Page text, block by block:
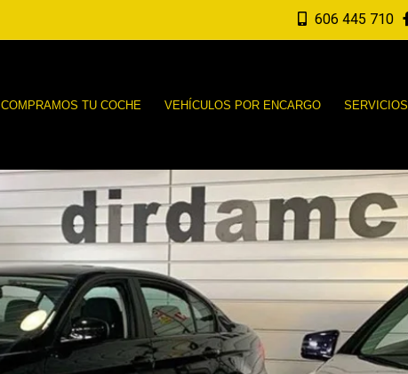
606 445 710
COMPRAMOS TU COCHE VEHÍCULOS POR ENCARGO SERVICIOS